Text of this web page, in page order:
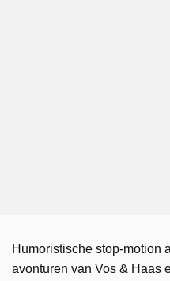
Humoristische stop-motion
avonturen van Vos & Haas